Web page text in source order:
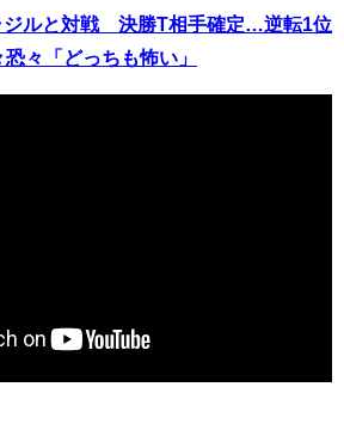
ジルと対戦 決勝T相手確定…逆転1位
々「どっちも怖い」